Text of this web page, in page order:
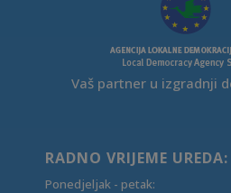
Vaš partner u izgradnji
RADNO VRIJEME UREDA:
Ponedjeljak - petak: